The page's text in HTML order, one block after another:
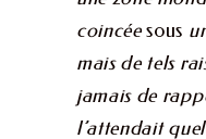
coincéesous
mais de tels
jamais de
l’attendait